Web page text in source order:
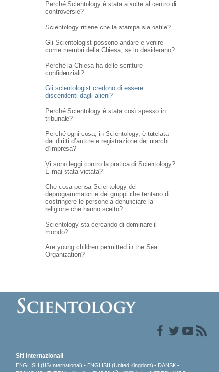
Perché Scientology è stata a volte al centro di
controversie?
Scientology ritiene che la stampa sia ostile?
Gli Scientologist possono andare e venire
come membri della Chiesa, se lo desiderano?
Perché la Chiesa ha delle scritture
confidenziali?
Gli scientologist credono di essere
discendenti dagli alieni?
Perché Scientology è stata così spesso in
tribunale?
Perché ogni cosa, in Scientology, è tutelata
dai diritti d’autore e registrazione dei marchi
d’impresa?
Vi sono leggi contro la pratica di Scientology?
È mai stata vietata?
Che cosa pensa Scientology dei
deprogrammatori e dei gruppi che tentano di
costringere le persone a denunciare la
religione che hanno scelto?
Scientology sta cercando di dominare il
mondo?
Are young children permitted in the Sea
Organization?
Siti internazionali
ENGLISH (US/International) ENGLISH (United Kingdom)
DANSK